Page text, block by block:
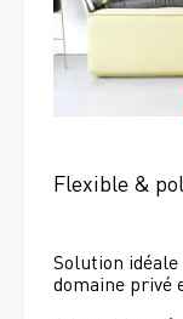
Flexible &
Solution
domaine privé